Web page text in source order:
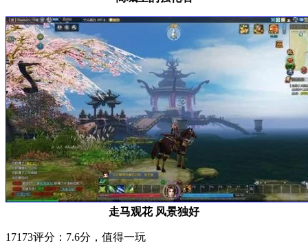
走马观花 风景独好
17173评分：7.6分，值得一玩